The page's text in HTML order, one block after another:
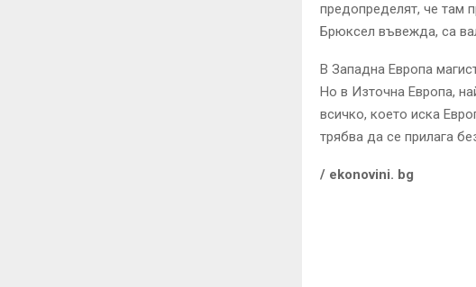
предопределят, че там
Брюксел въвежда, са
В Западна Европа
Но в Източна Европа,
всичко, което иска
трябва да се прилага
/ ekonovini. bg